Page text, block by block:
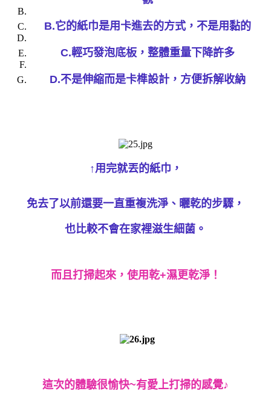
B.它的紙巾是用卡進去的方式，不是用黏的
C.輕巧發泡底板，整體重量下降許多
D.不是伸縮而是卡榫設計，方便拆解收納
↑用完就丟的紙巾，
免去了以前還要一直重複洗淨、曬乾的步驟，
也比較不會在家裡滋生細菌。
而且打掃起來，使用乾+濕更乾淨！
這次的體驗很愉快~有愛上打掃的感覺♪